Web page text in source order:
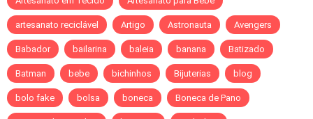
artesanato reciclável Artigo Astronauta Avengers
Babador bailarina baleia banana Batizado
Batman bebe bichinhos Bijuterias blog
bolo fake bolsa boneca Boneca de Pano